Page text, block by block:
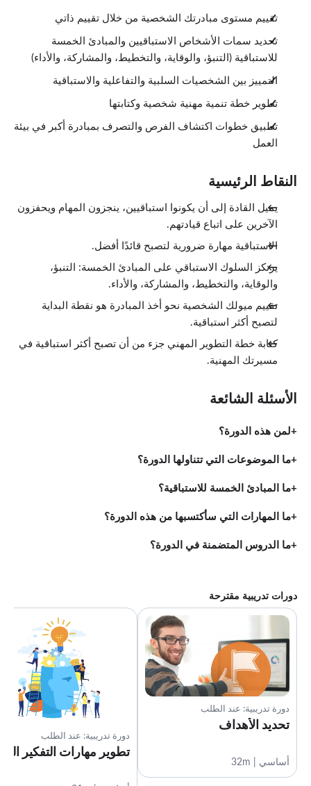
تقييم مستوى مبادرتك الشخصية من خلال تقييم ذاتي
تحديد سمات الأشخاص الاستباقيين والمبادئ الخمسة
للاستباقية (التنبؤ، والوقاية، والتخطيط، والمشاركة، والأداء)
التمييز بين الشخصيات السلبية والتفاعلية والاستباقية
تطوير خطة تنمية مهنية شخصية وكتابتها
تطبيق خطوات اكتشاف الفرص والتصرف بمبادرة أكبر في بيئة
العمل
النقاط الرئيسية
يميل القادة إلى أن يكونوا استباقيين، ينجزون المهام ويحفزون
الآخرين على اتباع قيادتهم.
الاستباقية مهارة ضرورية لتصبح قائدًا أفضل.
يرتكز السلوك الاستباقي على المبادئ الخمسة: التنبؤ،
والوقاية، والتخطيط، والمشاركة، والأداء.
تقييم ميولك الشخصية نحو أخذ المبادرة هو نقطة البداية
لتصبح أكثر استباقية.
كتابة خطة التطوير المهني جزء من أن تصبح أكثر استباقية في
مسيرتك المهنية.
الأسئلة الشائعة
لمن هذه الدورة؟
ما الموضوعات التي تتناولها الدورة؟
ما المبادئ الخمسة للاستباقية؟
ما المهارات التي سأكتسبها من هذه الدورة؟
ما الدروس المتضمنة في الدورة؟
دورات تدريبية مقترحة
دورة تدريبية: عند الطلب
تحديد الأهداف
أساسي | 32m
دورة تدريبية: عند الطلب
تطوير مهارات التفكير